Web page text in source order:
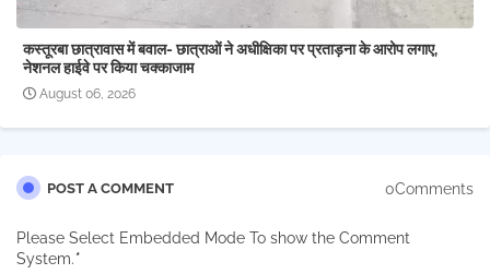
कस्तूरबा छात्रावास में बवाल- छात्राओं ने अधीक्षिका पर प्रताड़ना के आरोप लगाए,
नेशनल हाईवे पर किया चक्काजाम
August 06, 2026
POST A COMMENT 0Comments
Please Select Embedded Mode To show the Comment
System.*